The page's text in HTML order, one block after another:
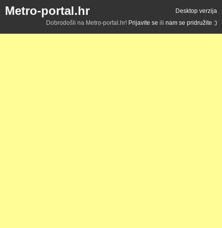
Metro-portal.hr
Desktop verzija
Dobrodošli na Metro-portal.hr! Prijavite se ili nam se pridružite :)